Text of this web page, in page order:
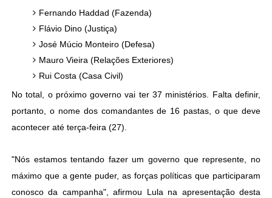
Fernando Haddad (Fazenda)
Flávio Dino (Justiça)
José Múcio Monteiro (Defesa)
Mauro Vieira (Relações Exteriores)
Rui Costa (Casa Civil)
No total, o próximo governo vai ter 37 ministérios. Falta definir,
portanto, o nome dos comandantes de 16 pastas, o que deve
acontecer até terça-feira (27).
"Nós estamos tentando fazer um governo que represente, no
máximo que a gente puder, as forças políticas que participaram
conosco da campanha", afirmou Lula na apresentação desta